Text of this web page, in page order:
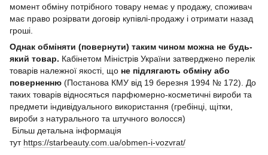
момент обміну потрібного товару немає у продажу, споживач
має право розірвати договір купівлі-продажу і отримати назад
гроші.
Однак обміняти (повернути) таким чином можна не будь-
який товар. Кабінетом Міністрів України затверджено перелік
товарів належної якості, що не підлягають обміну або
поверненню (Постанова КМУ від 19 березня 1994 № 172). До
таких товарів відносяться парфюмерно-косметичні вироби та
предмети індивідуального використання (гребінці, щітки,
вироби з натурального та штучного волосся)
Більш детальна інформація
тут https://starbeauty.com.ua/obmen-i-vozvrat/